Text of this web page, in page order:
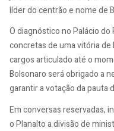
líder do centrão e nome de
O diagnóstico no Palácio
concretas de uma vitória de
cargos articulado até o
Bolsonaro será obrigado a
garantir a votação da pauta
Em conversas reservadas,
o Planalto a divisão de